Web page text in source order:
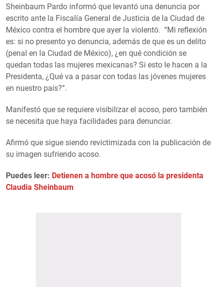
Sheinbaum Pardo informó que levantó una denuncia por
escrito ante la Fiscalía General de Justicia de la Ciudad de
México contra el hombre que ayer la violentó. “Mi reflexión
es: si no presento yo denuncia, además de que es un delito
(penal en la Ciudad de México), ¿en qué condición se
quedan todas las mujeres mexicanas? Si esto le hacen a la
Presidenta, ¿Qué va a pasar con todas las jóvenes mujeres
en nuestro país?”.
Manifestó que se requiere visibilizar el acoso, pero también
se necesita que haya facilidades para denunciar.
Afirmó que sigue siendo revictimizada con la publicación de
su imagen sufriendo acoso.
Puedes leer: Detienen a hombre que acosó la presidenta
Claudia Sheinbaum